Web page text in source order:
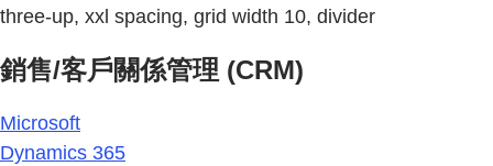
three-up, xxl spacing, grid width 10, divider
銷售/客戶關係管理 (CRM)
Microsoft
Dynamics 365